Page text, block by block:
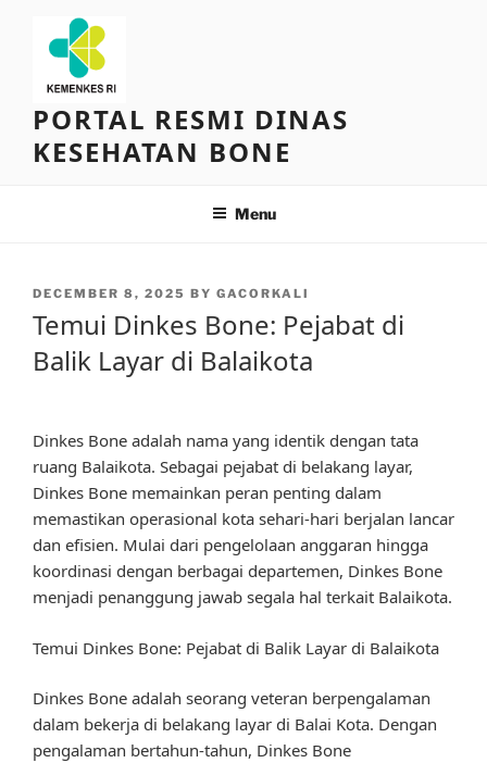
content
PORTAL RESMI DINAS
KESEHATAN BONE
Menu
POSTED
DECEMBER 8, 2025 BY GACORKALI
Temui Dinkes Bone: Pejabat di
Balik Layar di Balaikota
Dinkes Bone adalah nama yang identik dengan tata
ruang Balaikota. Sebagai pejabat di belakang layar,
Dinkes Bone memainkan peran penting dalam
memastikan operasional kota sehari-hari berjalan lancar
dan efisien. Mulai dari pengelolaan anggaran hingga
koordinasi dengan berbagai departemen, Dinkes Bone
menjadi penanggung jawab segala hal terkait Balaikota.
Temui Dinkes Bone: Pejabat di Balik Layar di Balaikota
Dinkes Bone adalah seorang veteran berpengalaman
dalam bekerja di belakang layar di Balai Kota. Dengan
pengalaman bertahun-tahun, Dinkes Bone